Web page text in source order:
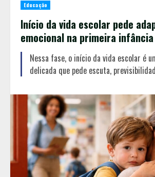
Educação
Início da vida escolar pede
emocional na primeira infância
Nessa fase, o início da vida escolar é
delicada que pede escuta,